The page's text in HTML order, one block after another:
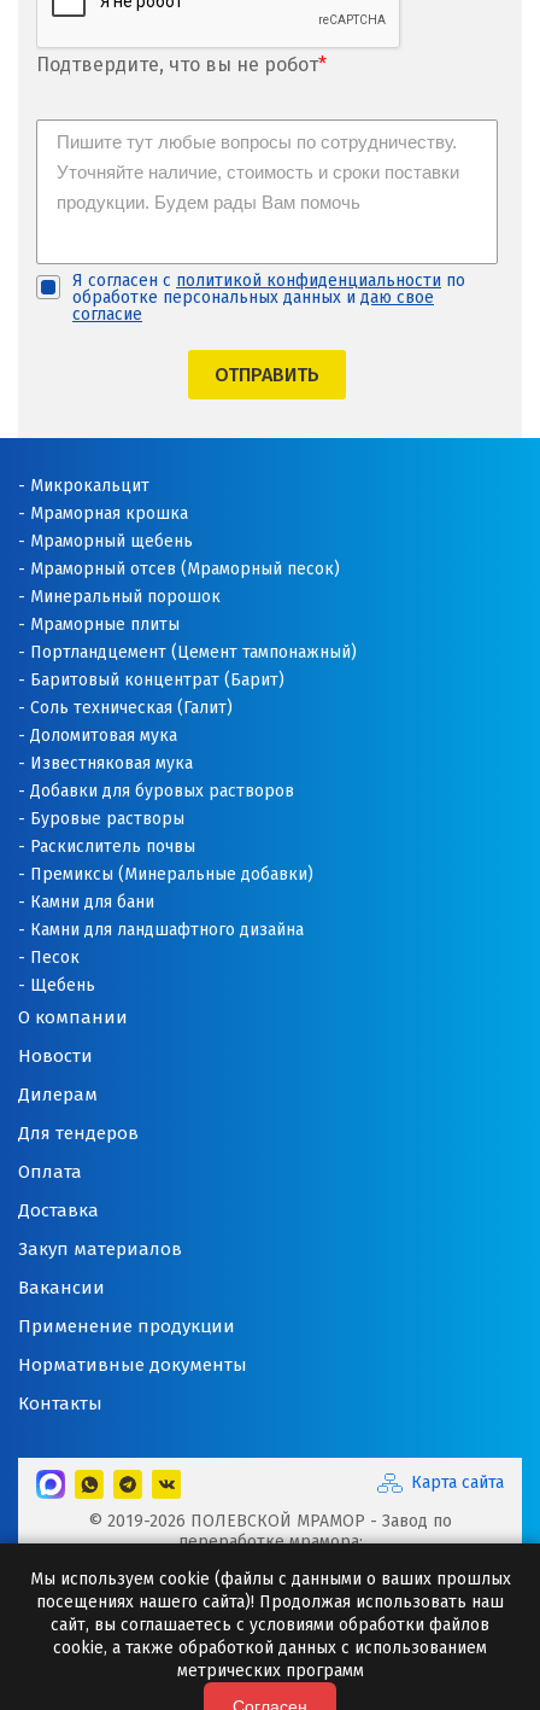
Подтвердите, что вы не робот*
Я согласен с политикой конфиденциальности по
обработке персональных данных и даю свое
согласие
ОТПРАВИТЬ
О компании
Новости
Дилерам
Для тендеров
Оплата
Доставка
Закуп материалов
Вакансии
Применение продукции
Нормативные документы
Контакты
Микрокальцит
Мраморная крошка
Мраморный щебень
Мраморный отсев (Мраморный песок)
Минеральный порошок
Мраморные плиты
Портландцемент (Цемент тампонажный)
Баритовый концентрат (Барит)
Соль техническая (Галит)
Доломитовая мука
Известняковая мука
Добавки для буровых растворов
Буровые растворы
Раскислитель почвы
Премиксы (Минеральные добавки)
Камни для бани
Камни для ландшафтного дизайна
Песок
Щебень
Карта сайта
© 2019-2026 ПОЛЕВСКОЙ МРАМОР - Завод по
переработке мрамора:
Минеральные порошки, Добавки для буровых растворов
Сайт носит исключительно информационный характер и
ни при каких случаях информация не может являться
публичной офертой.
Любое копирование информации с сайта разрешено
только с письменного согласия ООО "Полевская
Мы используем cookie (файлы с данными о ваших прошлых
посещениях нашего сайта)! Продолжая использовать наш
сайт, вы соглашаетесь с условиями обработки файлов
cookie, а также обработкой данных с использованием
метрических программ